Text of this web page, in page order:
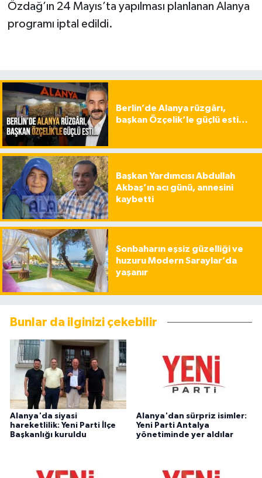
Özdağ’ın 24 Mayıs’ta yapılması planlanan Alanya
programı iptal edildi.
Berlin’de Alanya rüzgârı,
başkan Özçelik’le güçlü esti…
Başkan Yardımcısı Abdullah
Akbaş’ın acı günü, annesini
kaybetti
Sonbaharın eşsiz güzelliği ve
huzuru Modern Saraylar’da
yaşanır
Bunlar da ilginizi çekebilir
Alanya'da siyasi
hareketlilik: Yeni Parti İlçe
Başkanlığı kuruldu
Alanya'dan sürpriz isimler:
Yeni Parti Antalya
yönetiminde yer aldılar